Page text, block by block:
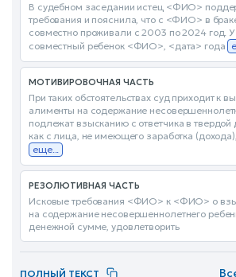
В судебном заседании истец <ФИО>
требования и пояснила, что с <ФИО> в
совместно проживали с 2003 по 2024 год.
совместный ребенок <ФИО>, <дата> года
МОТИВИРОВОЧНАЯ ЧАСТЬ
При таких обстоятельствах суд приходит к
алименты на содержание
подлежат взысканию с ответчика в
как с лица, не имеющего заработка
еще...
РЕЗОЛЮТИВНАЯ ЧАСТЬ
Исковые требования <ФИО> к <ФИО> о
на содержание несовершеннолетнего
денежной сумме, удовлетворить
ПОЛНЫЙ ТЕКСТ